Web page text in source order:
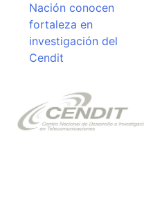
entradas
Nación conocen
fortaleza en
investigación del
Cendit